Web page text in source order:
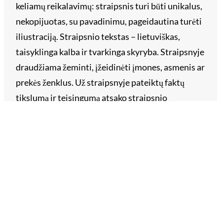
keliamų reikalavimų: straipsnis turi būti unikalus,
nekopijuotas, su pavadinimu, pageidautina turėti
iliustraciją. Straipsnio tekstas – lietuviškas,
taisyklinga kalba ir tvarkinga skyryba. Straipsnyje
draudžiama žeminti, įžeidinėti įmones, asmenis ar
prekės ženklus. Už straipsnyje pateiktų faktų
tikslumą ir teisingumą atsako straipsnio